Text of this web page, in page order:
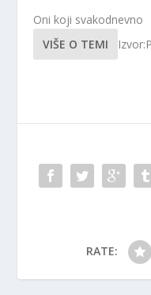
Oni koji svakodnevno
VIŠE O TEMI
RATE: